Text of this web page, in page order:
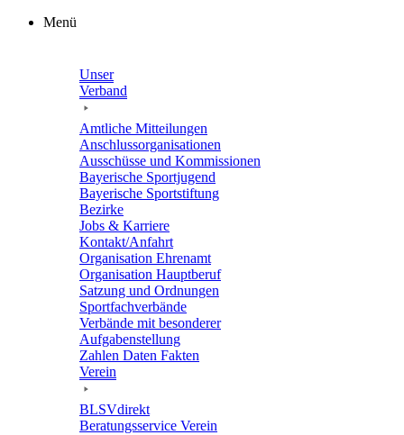
Zum
Menü
Unser
Verband
Amtli­che Mitteilungen
Anschluss­or­ga­ni­sa­tio­nen
Ausschüsse und Kommissionen
Baye­ri­sche Sportjugend
Baye­ri­sche Sportstiftung
Bezirke
Jobs & Karriere
Kontakt/​​Anfahrt
Orga­ni­sa­tion Ehrenamt
Orga­ni­sa­tion Hauptberuf
Satzung und Ordnungen
Sport­fach­ver­bände
Verbände mit beson­de­rer
Aufgabenstellung
Zahlen Daten Fakten
Verein
BLSVdi­rekt
Bera­tungs­ser­vice Verein